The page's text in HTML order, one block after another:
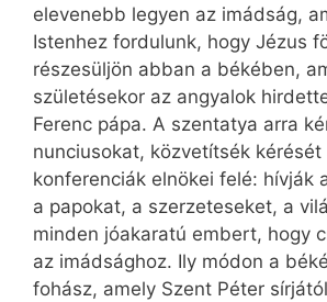
elevenebb legyen az imádság,
Istenhez fordulunk, hogy Jézus
részesüljön abban a békében,
születésekor az angyalok
Ferenc pápa. A szentatya arra
nunciusokat, közvetítsék kérését
konferenciák elnökei felé: hívják
a papokat, a szerzeteseket, a
minden jóakaratú embert, hogy
az imádsághoz. Ily módon a
fohász, amely Szent Péter